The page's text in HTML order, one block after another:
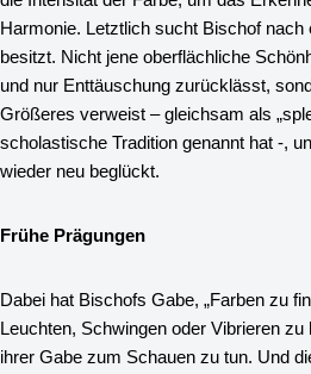
Harmonie. Letztlich sucht Bischof nach
besitzt. Nicht jene oberflächliche
und nur Enttäuschung zurücklässt,
Größeres verweist – gleichsam als
scholastische Tradition genannt hat -,
wieder neu beglückt.
Frühe Prägungen
Dabei hat Bischofs Gabe, „Farben zu
Leuchten, Schwingen oder Vibrieren
ihrer Gabe zum Schauen zu tun. Und